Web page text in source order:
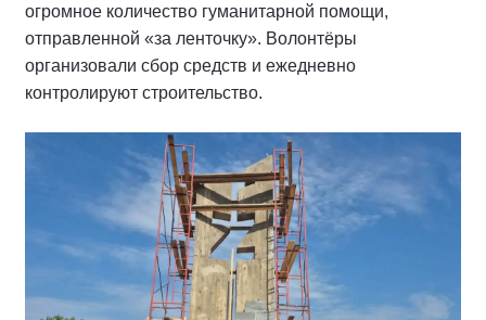
огромное количество гуманитарной помощи,
отправленной «за ленточку». Волонтёры
организовали сбор средств и ежедневно
контролируют строительство.